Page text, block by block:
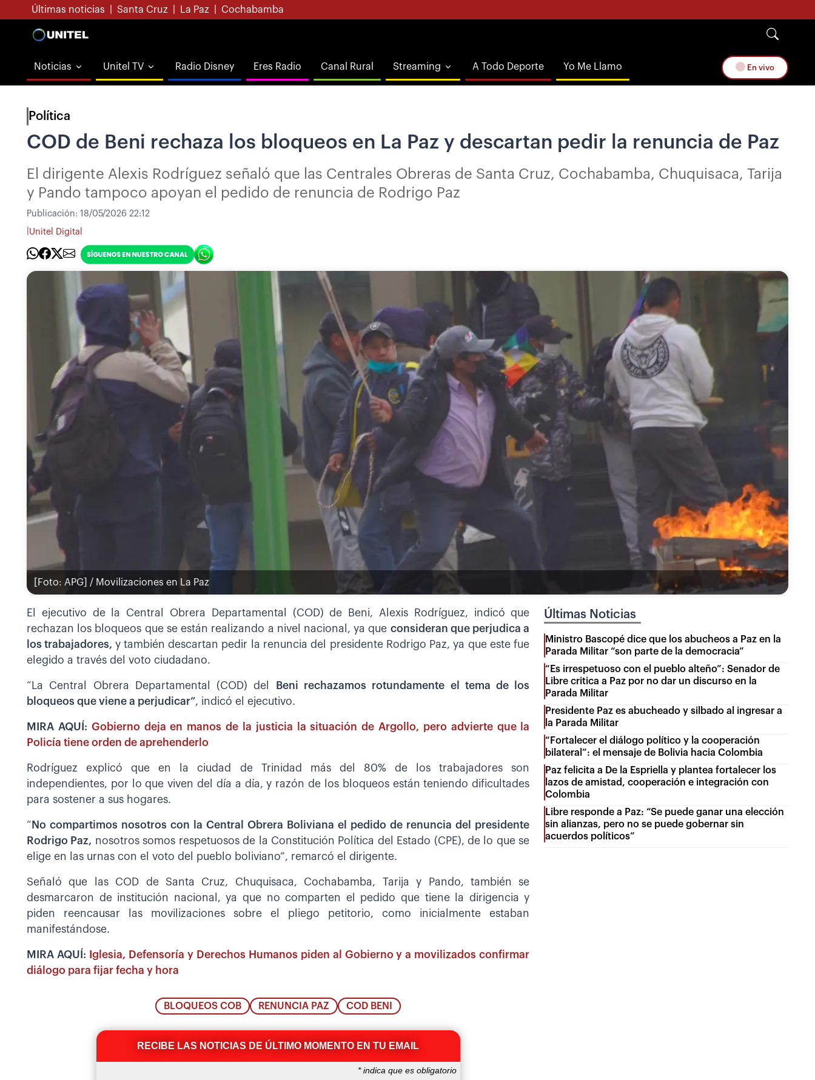
Últimas noticias Santa Cruz La Paz Cochabamba
Noticias Unitel TV Radio Disney Eres Radio Canal Rural Streaming A Todo Deporte Yo Me Llamo En vivo
Política
COD de Beni rechaza los bloqueos en La Paz y descartan pedir la renuncia de Paz
El dirigente Alexis Rodríguez señaló que las Centrales Obreras de Santa Cruz, Cochabamba, Chuquisaca, Tarija
y Pando tampoco apoyan el pedido de renuncia de Rodrigo Paz
Publicación: 18/05/2026 22:12
Unitel Digital
[Foto: APG] / Movilizaciones en La Paz
El ejecutivo de la Central Obrera Departamental (COD) de Beni, Alexis Rodríguez, indicó que
rechazan los bloqueos que se están realizando a nivel nacional, ya que consideran que perjudica a
los trabajadores, y también descartan pedir la renuncia del presidente Rodrigo Paz, ya que este fue
elegido a través del voto ciudadano.
“La Central Obrera Departamental (COD) del
Beni rechazamos rotundamente el tema de los
bloqueos que viene a perjudicar”, indicó el ejecutivo.
MIRA AQUÍ: Gobierno deja en manos de la justicia la situación de Argollo, pero advierte que la
Policía tiene orden de aprehenderlo
Rodríguez explicó que en la ciudad de Trinidad más del 80% de los trabajadores son
independientes, por lo que viven del día a día, y razón de los bloqueos están teniendo dificultades
para sostener a sus hogares.
“ No compartimos nosotros con la Central Obrera Boliviana el pedido de renuncia del presidente
Rodrigo Paz, nosotros somos respetuosos de la Constitución Política del Estado (CPE), de lo que se
elige en las urnas con el voto del pueblo boliviano”, remarcó el dirigente.
Señaló que las COD de Santa Cruz, Chuquisaca, Cochabamba, Tarija y Pando, también se
desmarcaron de institución nacional, ya que no comparten el pedido que tiene la dirigencia y
piden reencausar las movilizaciones sobre el pliego petitorio, como inicialmente estaban
manifestándose.
MIRA AQUÍ:
Iglesia, Defensoría y Derechos Humanos piden al Gobierno y a movilizados confirmar
diálogo para fijar fecha y hora
BLOQUEOS COB RENUNCIA PAZ COD BENI
RECIBE LAS NOTICIAS DE ÚLTIMO MOMENTO EN TU EMAIL
*indica que es obligatorio
Últimas Noticias
Ministro Bascopé dice que los abucheos a Paz en la
Parada Militar “son parte de la democracia”
“Es irrespetuoso con el pueblo alteño”: Senador de
Libre critica a Paz por no dar un discurso en la
Parada Militar
Presidente Paz es abucheado y silbado al ingresar a
la Parada Militar
“Fortalecer el diálogo político y la cooperación
bilateral”: el mensaje de Bolivia hacia Colombia
Paz felicita a De la Espriella y plantea fortalecer los
lazos de amistad, cooperación e integración con
Colombia
Libre responde a Paz: “Se puede ganar una elección
sin alianzas, pero no se puede gobernar sin
acuerdos políticos”